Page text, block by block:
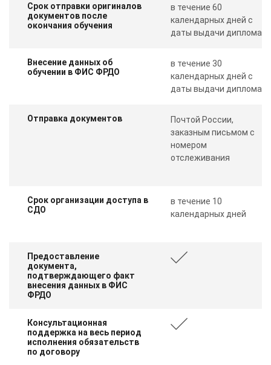
Срок отправки оригиналов
документов после
окончания обучения
в течение 60
календарных дней с
даты выдачи диплома
Внесение данных об
обучении в ФИС ФРДО
в течение 30
календарных дней с
даты выдачи диплома
Отправка документов
Почтой России,
заказным письмом с
номером
отслеживания
Срок организации доступа в
СДО
в течение 10
календарных дней
Предоставление
документа,
подтверждающего факт
внесения данных в ФИС
ФРДО
Консультационная
поддержка на весь период
исполнения обязательств
по договору